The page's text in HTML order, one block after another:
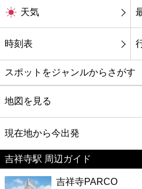
天気
時刻表
スポットをジャンルからさがす
グルメ
映画
美容
地図を見る
現在地から今出発
吉祥寺駅 周辺ガイド
吉祥寺PARCO